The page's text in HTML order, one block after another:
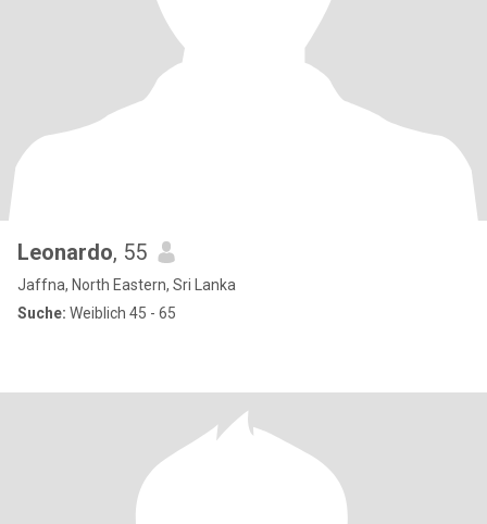
Leonardo, 55
Jaffna, North Eastern, Sri Lanka
Suche: Weiblich 45 - 65